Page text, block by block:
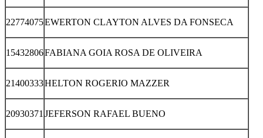
22774075EWERTON CLAYTON ALVES DA FONSECA
15432806FABIANA GOIA ROSA DE OLIVEIRA
21400333HELTON ROGERIO MAZZER
20930371 JEFERSON RAFAEL BUENO